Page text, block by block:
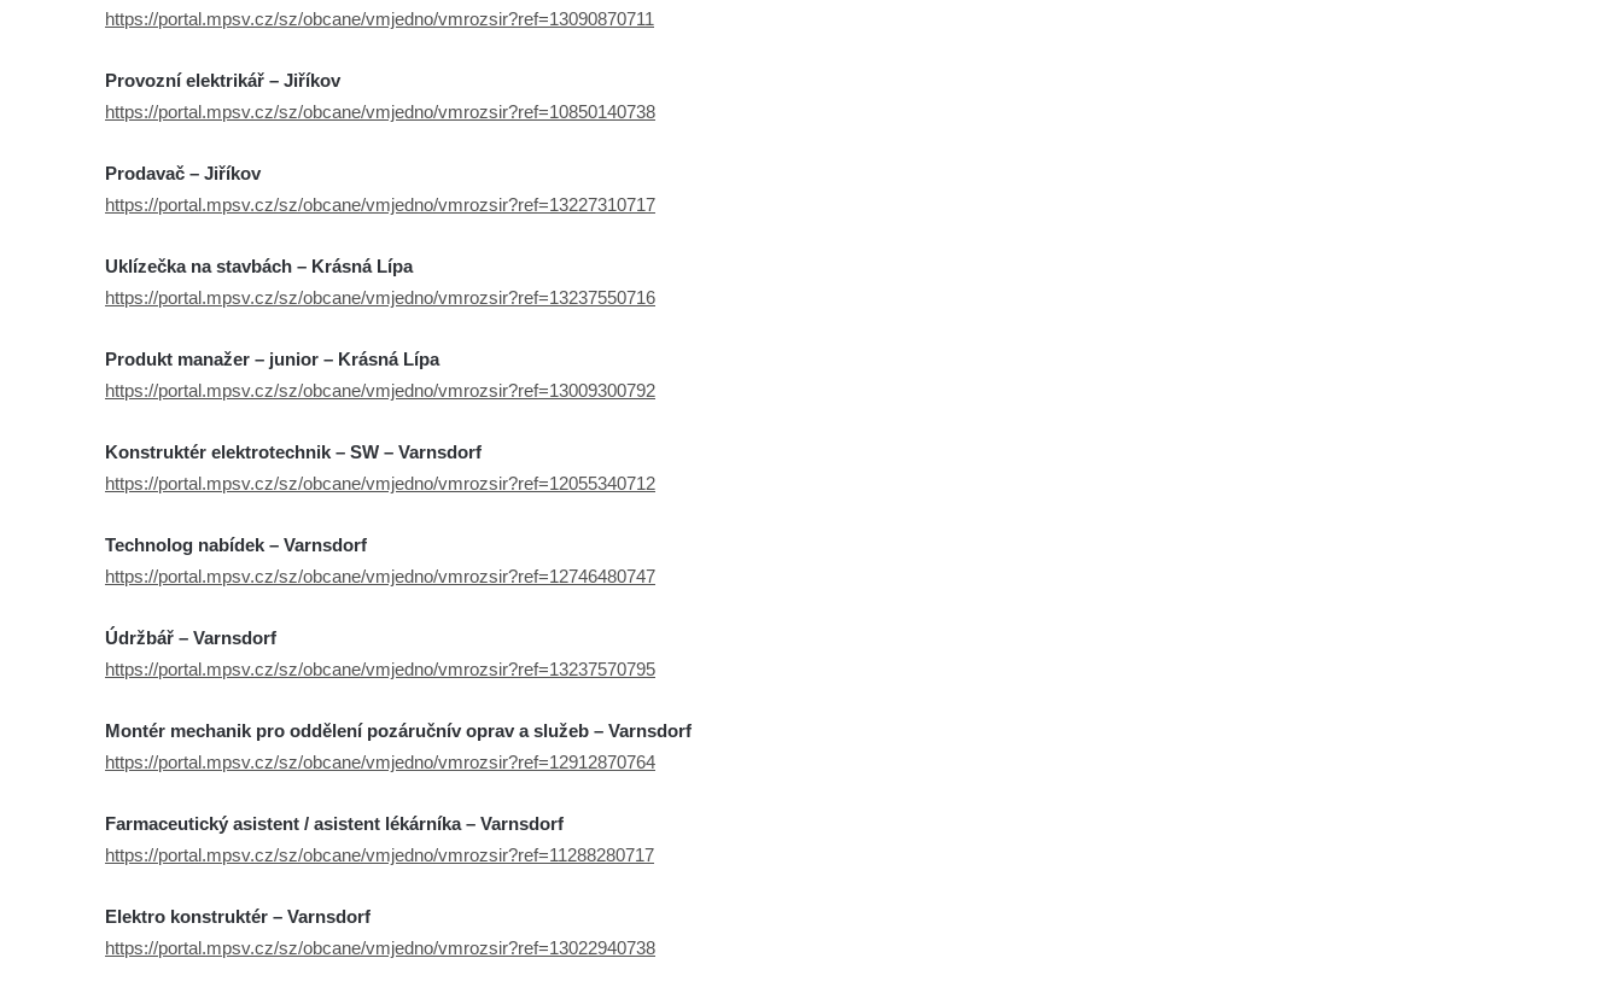
https://portal.mpsv.cz/sz/obcane/vmjedno/vmrozsir?ref=13090870711
Provozní elektrikář – Jiříkov
https://portal.mpsv.cz/sz/obcane/vmjedno/vmrozsir?ref=10850140738
Prodavač – Jiříkov
https://portal.mpsv.cz/sz/obcane/vmjedno/vmrozsir?ref=13227310717
Uklízečka na stavbách – Krásná Lípa
https://portal.mpsv.cz/sz/obcane/vmjedno/vmrozsir?ref=13237550716
Produkt manažer – junior – Krásná Lípa
https://portal.mpsv.cz/sz/obcane/vmjedno/vmrozsir?ref=13009300792
Konstruktér elektrotechnik – SW – Varnsdorf
https://portal.mpsv.cz/sz/obcane/vmjedno/vmrozsir?ref=12055340712
Technolog nabídek – Varnsdorf
https://portal.mpsv.cz/sz/obcane/vmjedno/vmrozsir?ref=12746480747
Údržbář – Varnsdorf
https://portal.mpsv.cz/sz/obcane/vmjedno/vmrozsir?ref=13237570795
Montér mechanik pro oddělení pozáručnív oprav a služeb – Varnsdorf
https://portal.mpsv.cz/sz/obcane/vmjedno/vmrozsir?ref=12912870764
Farmaceutický asistent / asistent lékárníka – Varnsdorf
https://portal.mpsv.cz/sz/obcane/vmjedno/vmrozsir?ref=11288280717
Elektro konstruktér – Varnsdorf
https://portal.mpsv.cz/sz/obcane/vmjedno/vmrozsir?ref=13022940738